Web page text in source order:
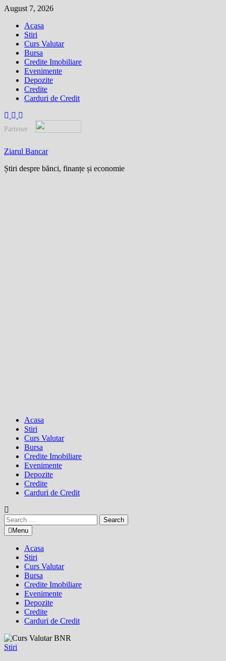
Skip
content
August 7, 2026
Acasa
Stiri
Curs Valutar
Bursa
Credite Imobiliare
Evenimente
Depozite
Credite
Carduri de Credit
Partener
Ziarul Bancar
Știri despre bănci, finanțe și economie
Acasa
Stiri
Curs Valutar
Bursa
Credite Imobiliare
Evenimente
Depozite
Credite
Carduri de Credit
Search
for:Menu
Acasa
Stiri
Curs Valutar
Bursa
Credite Imobiliare
Evenimente
Depozite
Credite
Carduri de Credit
Stiri